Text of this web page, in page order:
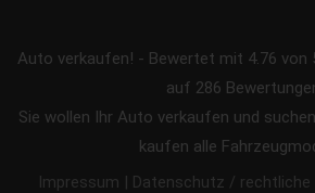
Auto verkaufen! - Bewertet mit 4.76 von
auf 286
Sie wollen Ihr Auto verkaufen und
kaufen alle
Impressum | Datenschutz / rechtliche